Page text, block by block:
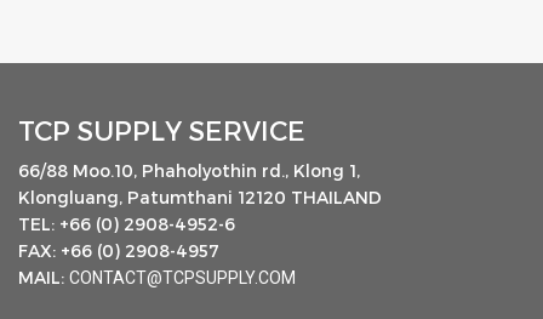
TCP SUPPLY SERVICE
66/88 Moo.10, Phaholyothin rd., Klong 1,
Klongluang, Patumthani 12120 THAILAND
TEL: +66 (0) 2908-4952-6
FAX: +66 (0) 2908-4957
MAIL: CONTACT@TCPSUPPLY.COM